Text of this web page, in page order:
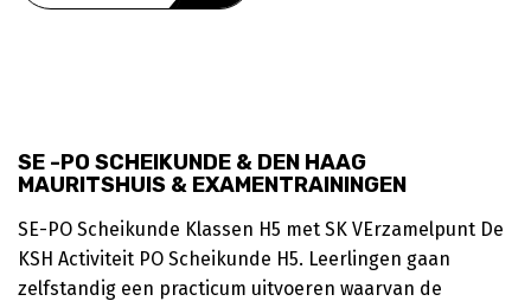
SE -PO SCHEIKUNDE & DEN HAAG
MAURITSHUIS & EXAMENTRAININGEN
SE-PO Scheikunde Klassen H5 met SK VErzamelpunt De
KSH Activiteit PO Scheikunde H5. Leerlingen gaan
zelfstandig een practicum uitvoeren waarvan de